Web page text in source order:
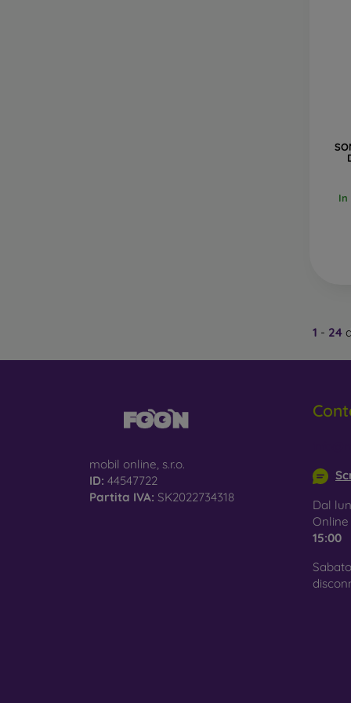
In
1 - 24
mobil online, s.r.o.
ID: 44547722
Partita IVA: SK2022734318
Dal
Online
15:00